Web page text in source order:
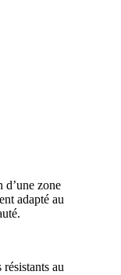
d’une zone
adapté au
au